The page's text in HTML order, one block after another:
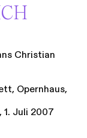
Christian
Opernhaus,
1. Juli 2007